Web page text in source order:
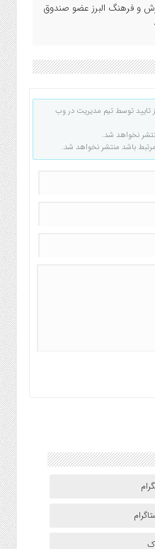
ورزش و فرهنگ البرز عضو صندوق
توسط تیم مدیریت در وب
نخواهد شد.
مرتبط باشد منتشر نخواهد شد.